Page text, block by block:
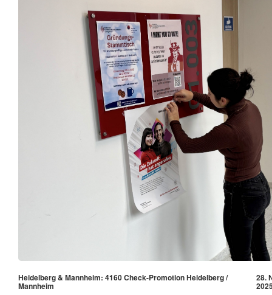
Heidelberg & Mannheim: 4160 Check-Promotion Heidelberg /
Mannheim
28.